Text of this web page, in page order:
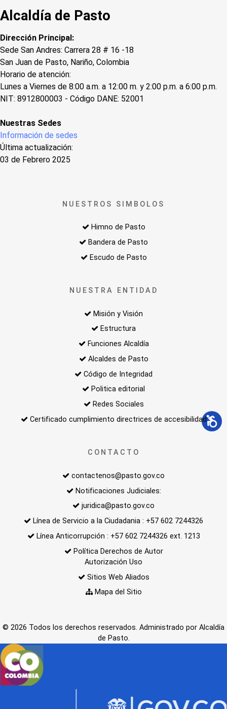
Alcaldía de Pasto
Dirección Principal:
Sede San Andres: Carrera 28 # 16 -18
San Juan de Pasto, Nariño, Colombia
Horario de atención:
Lunes a Viernes de 8:00 a.m. a 12:00 m. y 2:00 p.m. a 6:00 p.m.
NIT: 8912800003 - Código DANE: 52001
Nuestras Sedes
Información de sedes
Última actualización:
03 de Febrero 2025
NUESTROS SIMBOLOS
Himno de Pasto
Bandera de Pasto
Escudo de Pasto
NUESTRA ENTIDAD
Misión y Visión
Estructura
Funciones Alcaldía
Alcaldes de Pasto
Código de Integridad
Politica editorial
Redes Sociales
Certificado cumplimiento directrices de accesibilidad
CONTACTO
contactenos@pasto.gov.co
Notificaciones Judiciales:
juridica@pasto.gov.co
Línea de Servicio a la Ciudadania : +57 602 7244326
Línea Anticorrupción : +57 602 7244326 ext. 1213
Política Derechos de Autor
Autorización Uso
Sitios Web Aliados
Mapa del Sitio
© 2026 Todos los derechos reservados. Administrado por Alcaldía
de Pasto.